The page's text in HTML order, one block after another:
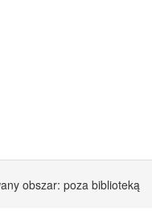
obszar: poza biblioteką